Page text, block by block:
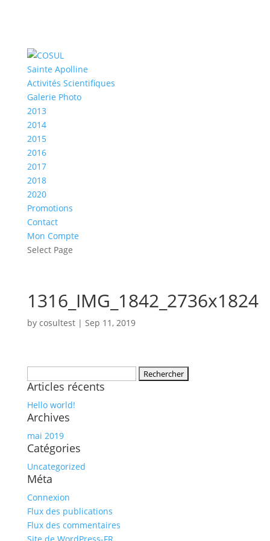
Sainte Apolline
Activités Scientifiques
Galerie Photo
2013
2014
2015
2016
2017
2018
2020
Promotions
Contact
Mon Compte
Select Page
1316_IMG_1842_2736x1824
by cosultest| Sep 11, 2019
Articles récents
Hello world!
Archives
mai 2019
Catégories
Uncategorized
Méta
Connexion
Flux des publications
Flux des commentaires